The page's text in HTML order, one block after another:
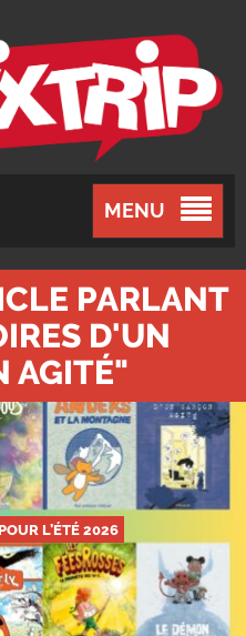
MENU
PARLANT
D'UN
AGITÉ"
L’ÉTÉ 2026